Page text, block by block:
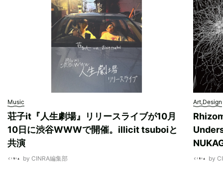
Music
荘子it『人生劇場』リリースライブが10月
10日に渋谷WWWで開催。illicit tsuboiと
共演
by CINRA編集部
Art,Design
by